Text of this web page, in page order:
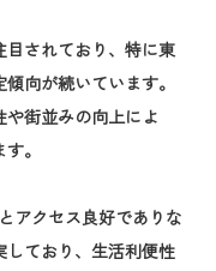
されており、特に東
向が続いています。
街並みの向上によ
。
アクセス良好でありな
ており、生活利便性